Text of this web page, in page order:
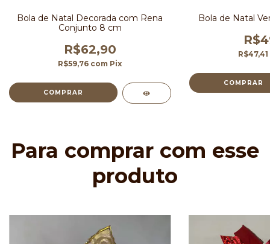
Bola de Natal Decorada com Rena
Conjunto 8 cm
R$62,90
R$59,76 com Pix
Bola de Natal
R$47,41
Para comprar com esse
produto